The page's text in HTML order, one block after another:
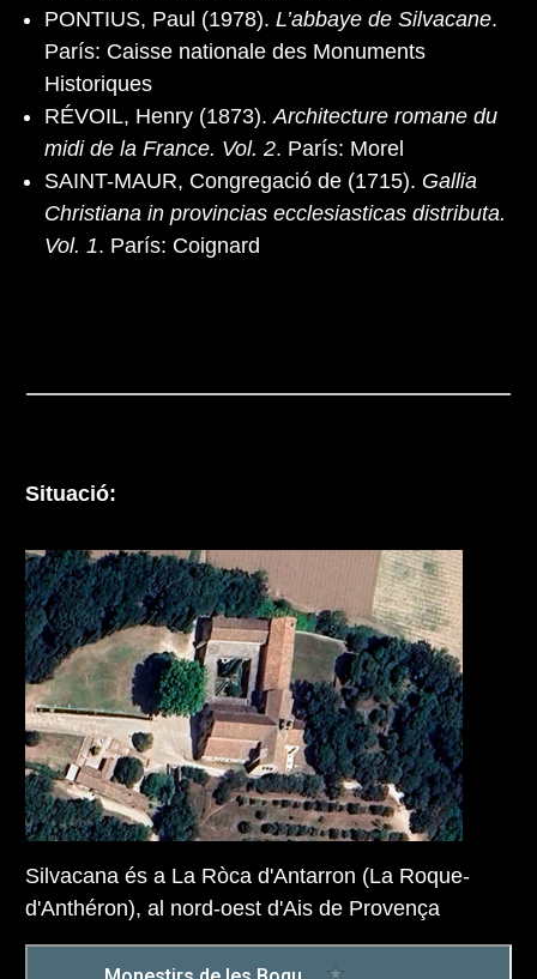
PONTIUS, Paul (1978). L’abbaye de Silvacane.
París: Caisse nationale des Monuments
Historiques
RÉVOIL, Henry (1873). Architecture romane du
midi de la France. Vol. 2. París: Morel
SAINT-MAUR, Congregació de (1715). Gallia
Christiana in provincias ecclesiasticas distributa.
Vol. 1. París: Coignard
Situació:
Silvacana és a La Ròca d'Antarron (La Roque-
d'Anthéron), al nord-oest d'Ais de Provença